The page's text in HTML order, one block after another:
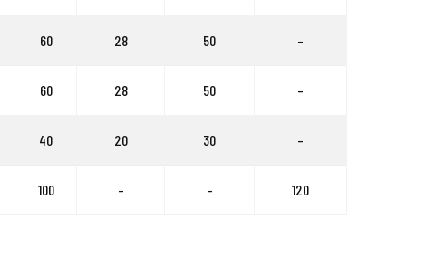
60 28 50 –
60 28 50 –
40 20 30 –
100 – – 120